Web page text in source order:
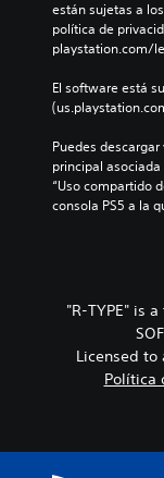
están sujetas a
política de
playstation.com/
El software está
Puedes
principal
“Uso compartido
consola PS5 a la
"R-TYPE" is
Licensed to
Política